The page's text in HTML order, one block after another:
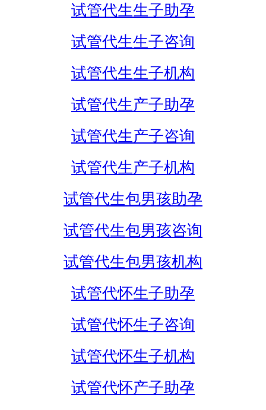
试管代生生子助孕
试管代生生子咨询
试管代生生子机构
试管代生产子助孕
试管代生产子咨询
试管代生产子机构
试管代生包男孩助孕
试管代生包男孩咨询
试管代生包男孩机构
试管代怀生子助孕
试管代怀生子咨询
试管代怀生子机构
试管代怀产子助孕